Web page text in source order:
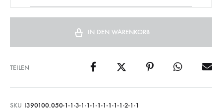
IN DEN WARENKORB
TEILEN
SKU I390100.050-1-1-3-1-1-1-1-1-1-1-1-2-1-1